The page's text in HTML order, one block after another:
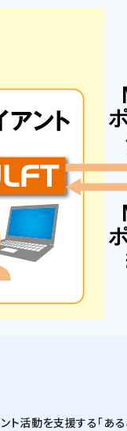
活動を支援する「ある